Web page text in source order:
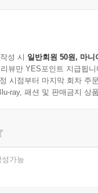
지금 그려 봐요”
금 그린 것은 연습이
자는 미래의 완벽한
신의 그림을 그려나가
성 시 일반회원 50원, 마니
뷰만 YES포인트 지급됩니
시점부터 마지막 회차 주
ray, 패션 및 판매금지 상
가능